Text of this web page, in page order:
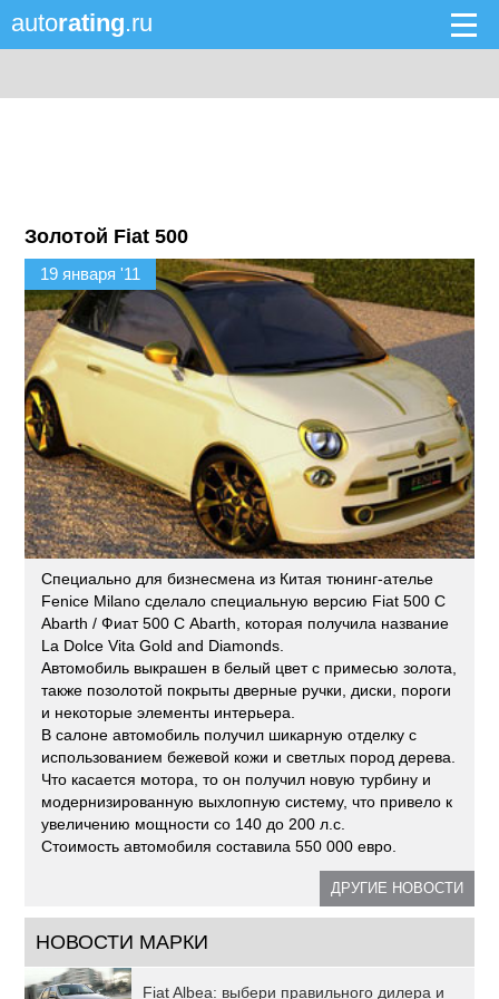
autorating.ru
Золотой Fiat 500
19 января '11
Специально для бизнесмена из Китая тюнинг-ателье
Fenice Milano сделало специальную версию Fiat 500 C
Abarth / Фиат 500 С Abarth, которая получила название
La Dolce Vita Gold and Diamonds.
Автомобиль выкрашен в белый цвет с примесью золота,
также позолотой покрыты дверные ручки, диски, пороги
и некоторые элементы интерьера.
В салоне автомобиль получил шикарную отделку с
использованием бежевой кожи и светлых пород дерева.
Что касается мотора, то он получил новую турбину и
модернизированную выхлопную систему, что привело к
увеличению мощности со 140 до 200 л.с.
Стоимость автомобиля составила 550 000 евро.
ДРУГИЕ НОВОСТИ
НОВОСТИ МАРКИ
Fiat Albea: выбери правильного дилера и